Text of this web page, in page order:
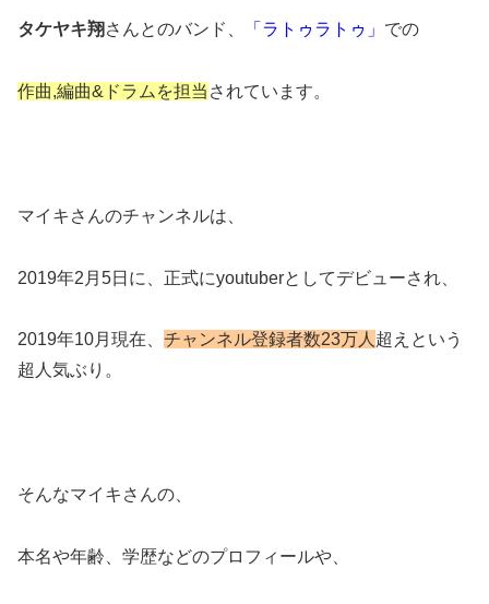
タケヤキ翔 さんとのバンド、 「ラトゥラトゥ」 での
作曲,編曲&ドラムを担当 されています。
マイキさんのチャンネルは、
2019年2月5日に、正式にyoutuberとしてデビューされ、
2019年10月現在、 チャンネル登録者数23万人 超えという
超人気ぶり。
そんなマイキさんの、
本名や年齢、学歴などのプロフィールや、